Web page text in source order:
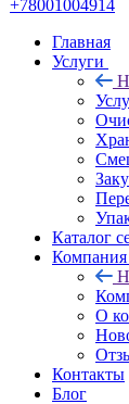
+78001004914
Главная
Услуги
Каталог
Компания
О
Контакты
Блог